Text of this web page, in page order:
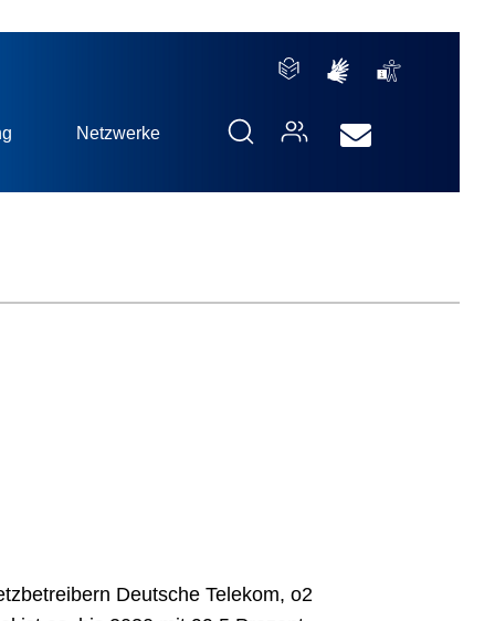
Netzwerke
Deutsche Telekom, o2